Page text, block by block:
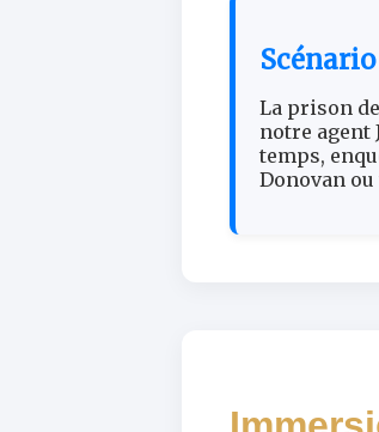
Scénario
La prison
notre agent
temps,
Donovan